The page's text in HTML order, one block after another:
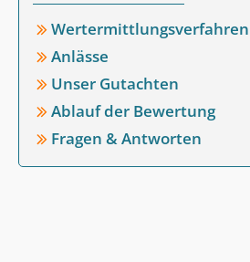
Wertermittlungsverfahren
Anlässe
Unser Gutachten
Ablauf der Bewertung
Fragen & Antworten